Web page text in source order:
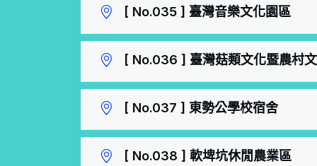
[ No.035 ] 臺灣音樂文化園區
[ No.036 ] 臺灣菇類文化暨農村
[ No.037 ] 東勢公學校宿舍
[ No.038 ] 軟埤坑休閒農業區